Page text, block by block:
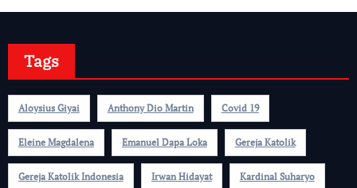
Tags
Aloysius Giyai Anthony Dio Martin Covid 19
Eleine Magdalena Emanuel Dapa Loka Gereja Katolik
Gereja Katolik Indonesia Irwan Hidayat Kardinal Suharyo